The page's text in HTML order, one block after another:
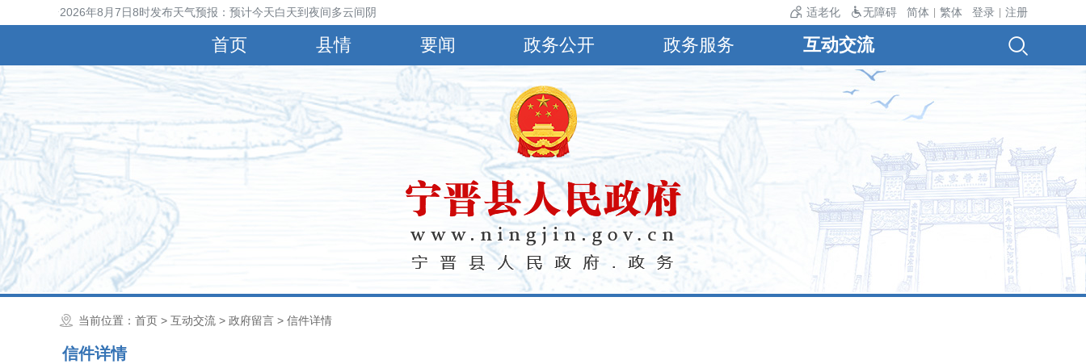
县气象台2026年8月7日8时发布天气预报：预计今天白天到夜间多云间阴，下午到夜间有分散性雷阵雨或阵雨，北风3～4级转4~5级，最高气温38℃，最低气温24℃。
适老化 无障碍 简体 繁体 登录 注册
首页 县情 要闻 政务公开 政务服务 互动交流
当前位置： 首页 > 互动交流 > 政府留言 > 信件详情
信件详情